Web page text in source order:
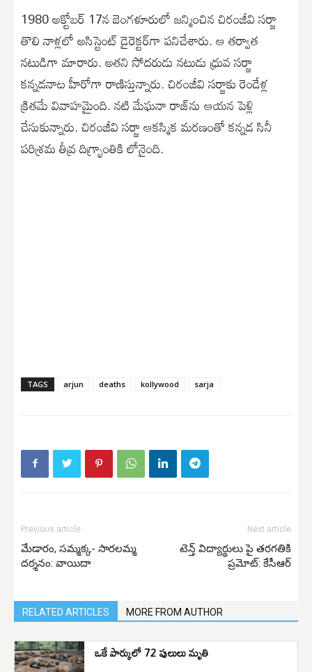
1980 అక్టోబర్ 17న బెంగళూరులో జన్మించిన చిరంజీవి సర్జా
తొలి నాళ్లలో అసిస్టెంట్ డైరెక్టర్‌గా పనిచేశారు. ఆ తర్వాత
నటుడిగా మారారు. అతని సోదరుడు నటుడు ధ్రువ సర్జా
కన్నడనాట హీరోగా రాణిస్తున్నారు. చిరంజీవి సర్జాకు రెండేళ్ల
క్రితమే వివాహమైంది. నటి మేఘనా రాజ్‌ను ఆయన పెళ్లి
చేసుకున్నారు. చిరంజీవి సర్జా ఆకస్మిక మరణంతో కన్నడ సినీ
పరిశ్రమ తీవ్ర దిగ్భ్రాంతికి లోనైంది.
TAGS arjun deaths kollywood sarja
Previous article
మేడారం, సమ్మక్క- సారలమ్మ
దర్శనం: వాయిదా
Next article
టెన్త్ విద్యార్థులు పై తరగతికి
ప్రమోట్: కేసీఆర్
RELATED ARTICLES MORE FROM AUTHOR
ఒకే పార్కులో 72 పులులు మృతి